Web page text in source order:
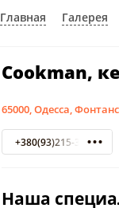
Главная Галерея
Cookman,
65000, Одесса,
+380(93)215-34-33
Наша